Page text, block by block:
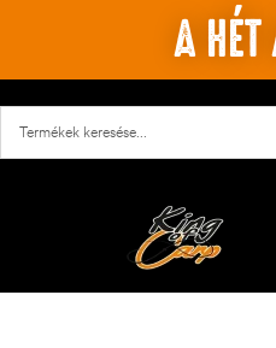
A HÉT